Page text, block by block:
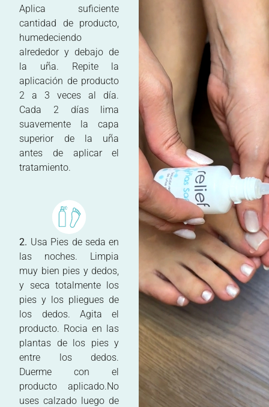
Aplica suficiente
cantidad de producto,
humedeciendo
alrededor y debajo de
la uña. Repite la
aplicación de producto
2 a 3 veces al día.
Cada 2 días lima
suavemente la capa
superior de la uña
antes de aplicar el
tratamiento.
2. Usa Pies de seda en
las noches. Limpia
muy bien pies y dedos,
y seca totalmente los
pies y los pliegues de
los dedos. Agita el
producto. Rocia en las
plantas de los pies y
entre los dedos.
Duerme con el
producto aplicado.No
uses calzado luego de